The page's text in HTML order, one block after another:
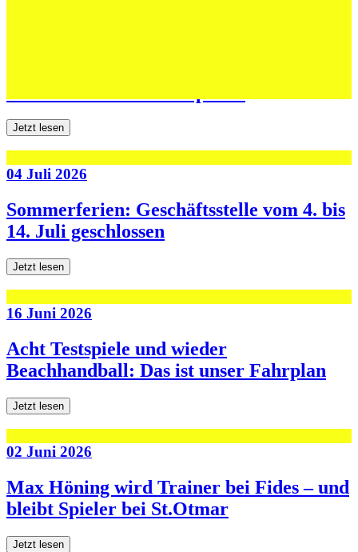
Jetzt lesen
04 Juli 2026
Sommerferien: Geschäftsstelle vom 4. bis
14. Juli geschlossen
Jetzt lesen
16 Juni 2026
Acht Testspiele und wieder
Beachhandball: Das ist unser Fahrplan
Jetzt lesen
02 Juni 2026
Max Höning wird Trainer bei Fides – und
bleibt Spieler bei St.Otmar
Jetzt lesen